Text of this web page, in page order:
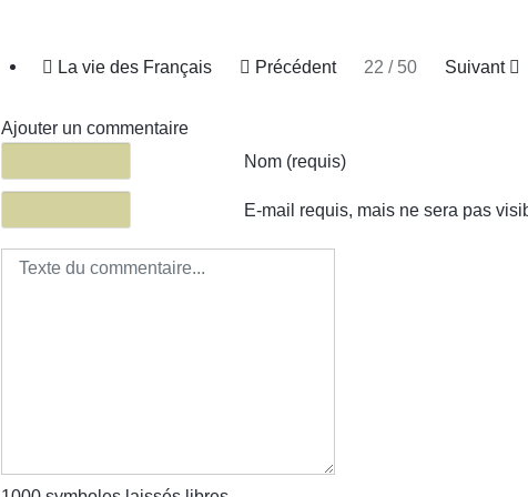
La vie des Français Précédent 22 / 50 Suivant
Ajouter un commentaire
Nom (requis)
E-mail requis, mais ne sera pas